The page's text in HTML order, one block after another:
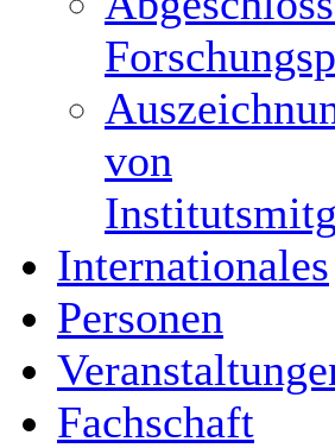
von
Internationales
Personen
Fachschaft